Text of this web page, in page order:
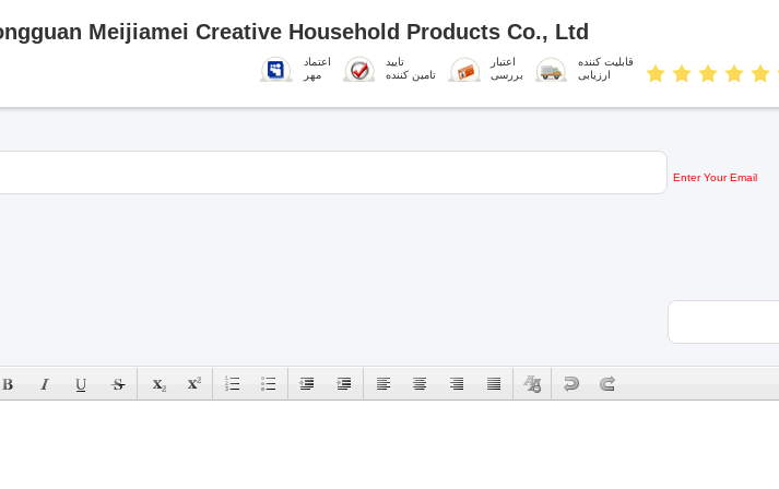
Meijiamei Creative Household Products Co., Ltd
اعتماد
مهر
تایید
تامین کننده
اعتبار
بررسی
قابلیت کننده
ارزیابی
Enter Your Email